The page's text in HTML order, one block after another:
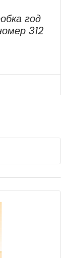
год
312